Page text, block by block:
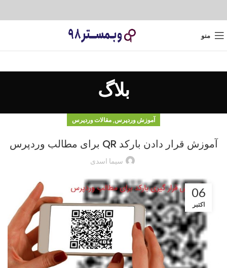
منو
بلاگ
آموزش وردپرس, مقالات وردپرس
آموزش قرار دادن بارکد QR برای مطالب وردپرس
سیما اسدی
06
اکتبر